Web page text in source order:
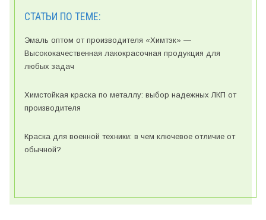
СТАТЬИ ПО ТЕМЕ:
Эмаль оптом от производителя «Химтэк» —
Высококачественная лакокрасочная продукция для
любых задач
Химстойкая краска по металлу: выбор надежных ЛКП от
производителя
Краска для военной техники: в чем ключевое отличие от
обычной?